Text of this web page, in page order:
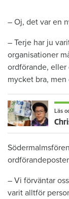
– Oj, det var en
– Terje har ju
organisationer
ordförande, eller
mycket bra,
Läs
– Vi förväntar
varit alltför